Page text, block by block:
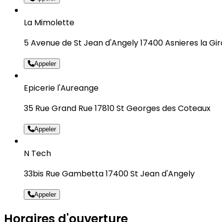
La Mimolette
5 Avenue de St Jean d'Angely 17400 Asnieres la
Appeler
Epicerie l'Aureange
35 Rue Grand Rue 17810 St Georges des Coteaux
Appeler
N Tech
33bis Rue Gambetta 17400 St Jean d'Angely
Appeler
Horaires d'ouverture